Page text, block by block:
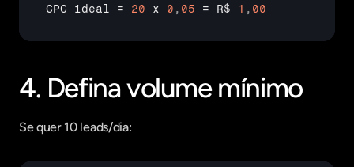
CPC ideal = 20 x 0 , 05 = R$ 1 , 00
4. Defina volume mínimo
Se quer 10 leads/dia: